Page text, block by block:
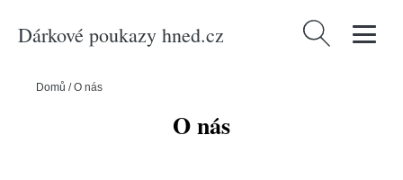
Dárkové poukazy hned.cz Vyhledávání
Domů /O nás
O nás